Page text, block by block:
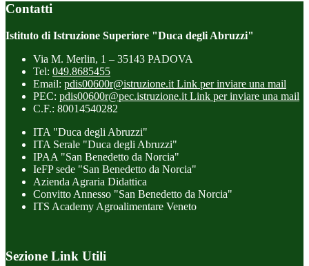
Contatti
Istituto di Istruzione Superiore "Duca degli Abruzzi"
Via M. Merlin, 1 – 35143 PADOVA
Tel: 049.8685455
Email: pdis00600r@istruzione.it Link per inviare una mail
PEC: pdis00600r@pec.istruzione.it Link per inviare una mail
C.F.: 80014540282
ITA "Duca degli Abruzzi"
ITA Serale "Duca degli Abruzzi"
IPAA "San Benedetto da Norcia"
IeFP sede "San Benedetto da Norcia"
Azienda Agraria Didattica
Convitto Annesso "San Benedetto da Norcia"
ITS Academy Agroalimentare Veneto
Sezione Link Utili